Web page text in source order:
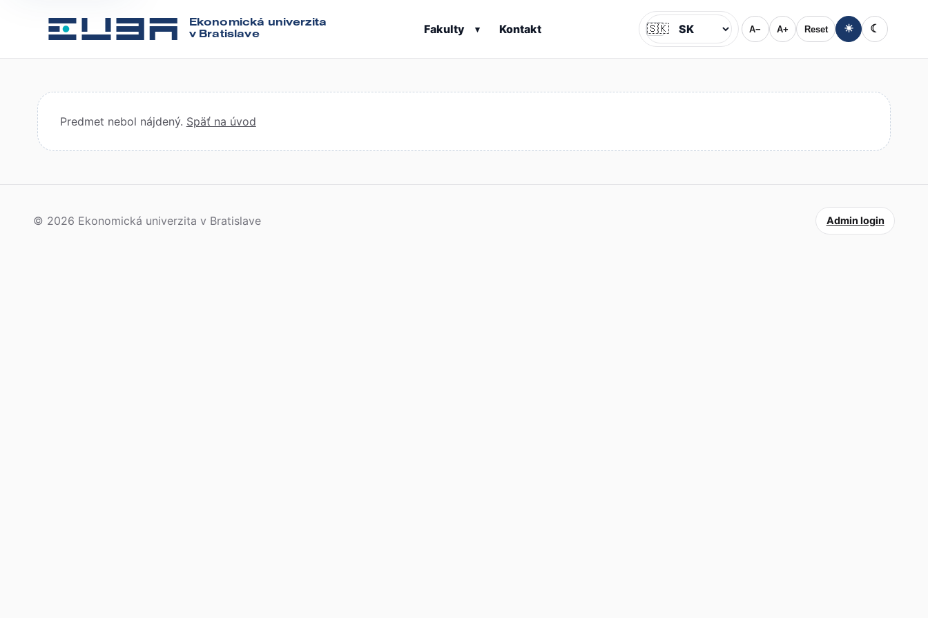
Ekonomická univerzita
v Bratislave
Fakulty ▾ Kontakt Jazyk
🇸🇰 A− A+ Reset ☀ ☾
Predmet nebol nájdený. Späť na úvod
© 2026 Ekonomická univerzita v Bratislave Admin login